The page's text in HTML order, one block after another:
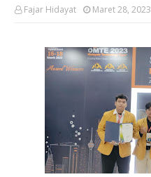
Fajar Hidayat Maret 28, 2023